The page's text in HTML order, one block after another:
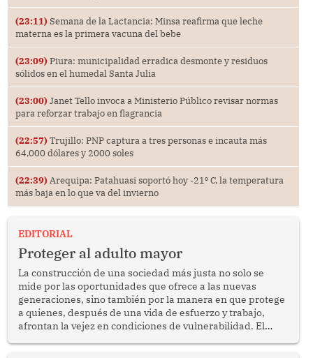
(23:11) Semana de la Lactancia: Minsa reafirma que leche
materna es la primera vacuna del bebe
(23:09) Piura: municipalidad erradica desmonte y residuos
sólidos en el humedal Santa Julia
(23:00) Janet Tello invoca a Ministerio Público revisar normas
para reforzar trabajo en flagrancia
(22:57) Trujillo: PNP captura a tres personas e incauta más
64,000 dólares y 2000 soles
(22:39) Arequipa: Patahuasi soportó hoy -21⁰ C, la temperatura
más baja en lo que va del invierno
EDITORIAL
Proteger al adulto mayor
La construcción de una sociedad más justa no solo se
mide por las oportunidades que ofrece a las nuevas
generaciones, sino también por la manera en que protege
a quienes, después de una vida de esfuerzo y trabajo,
afrontan la vejez en condiciones de vulnerabilidad. El